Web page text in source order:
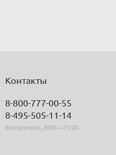
Контакты
8-800-777-00-55
8-495-505-11-14
Ежедневно, 9:00—21:00